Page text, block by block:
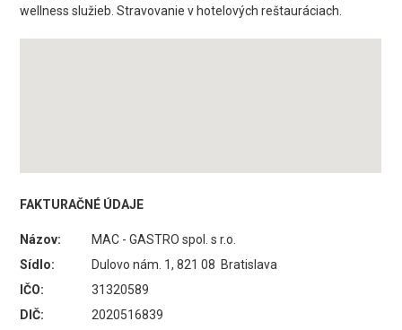
wellness služieb. Stravovanie v hotelových reštauráciach.
FAKTURAČNÉ ÚDAJE
Názov:
MAC - GASTRO spol. s r.o.
Sídlo:
Dulovo nám. 1, 821 08 Bratislava
IČO:
31320589
DIČ:
2020516839